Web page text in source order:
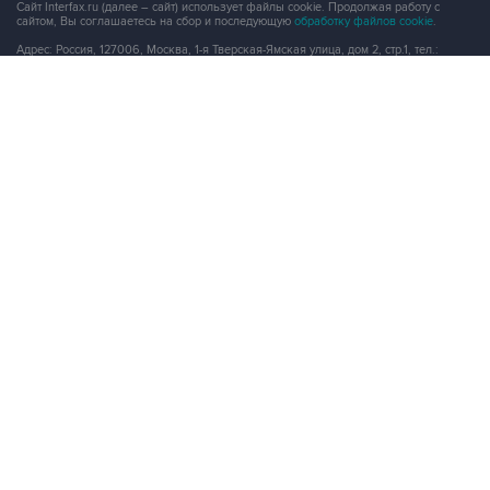
Сайт Interfax.ru (далее – сайт) использует файлы cookie. Продолжая работу с
сайтом, Вы соглашаетесь на сбор и последующую обработку файлов cookie.
Адрес: Россия, 127006, Москва, 1-я Тверская-Ямская улица, дом 2, стр.1, тел.: